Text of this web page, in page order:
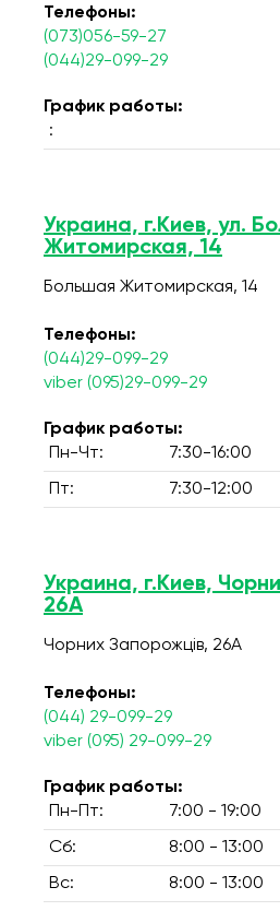
Телефоны:
(073)056-59-27
(044)29-099-29
График работы:
:
Украина, г.Киев, ул.
Житомирская, 14
Большая Житомирская, 14
Телефоны:
(044)29-099-29
viber (095)29-099-29
График работы:
Пн-Чт:
7:30-16:00
Пт: 7:30-12:00
Украина, г.Киев,
26А
Чорних Запорожців, 26А
Телефоны:
(044) 29-099-29
viber (095) 29-099-29
График работы:
Пн-Пт:
7:00 - 19:00
Сб: 8:00 - 13:00
Вс: 8:00 - 13:00